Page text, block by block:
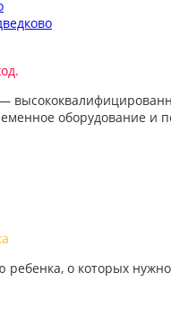
оборудование и
ребенка, о которых